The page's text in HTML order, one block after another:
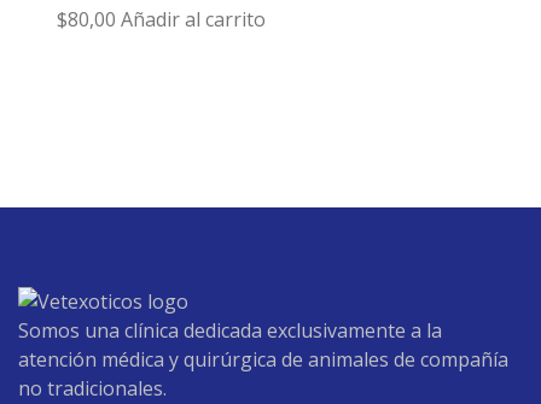
$80,00 Añadir al carrito
Somos una clínica dedicada exclusivamente a la
atención médica y quirúrgica de animales de compañía
no tradicionales.